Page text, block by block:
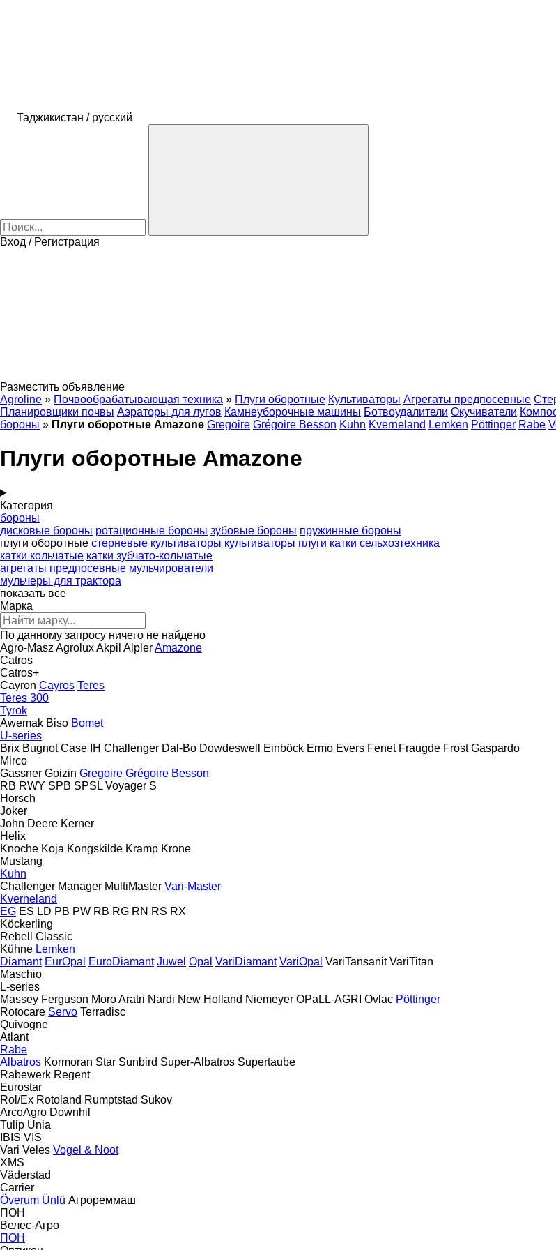
Таджикистан / русский
Вход / Регистрация
Разместить объявление
Agroline » Почвообрабатывающая техника » Плуги оборотные Культиваторы Агрегаты предпосевные
Планировщики почвы Аэраторы для лугов Камнеуборочные машины Ботвоудалители Окучиватели
бороны » Плуги оборотные Amazone Gregoire Grégoire Besson Kuhn Kverneland Lemken Pöttinger Rabe
Плуги оборотные Amazone
Категория
бороны
дисковые бороны ротационные бороны зубовые бороны пружинные бороны
плуги оборотные стерневые культиваторы культиваторы плуги катки сельхозтехника
катки кольчатые катки зубчато-кольчатые
агрегаты предпосевные мульчирователи
мульчеры для трактора
показать все
Марка
По данному запросу ничего не найдено
Agro-Masz AgroluxAkpil AlplerAmazone
Catros
Catros+
Cayron Cayros Teres
Teres 300
Tyrok
Awemak Biso Bomet
U-series
Brix Bugnot Case IH Challenger Dal-Bo Dowdeswell Einböck Ermo Evers Fenet Fraugde Frost Gaspardo
Mirco
Gassner Goizin Gregoire Grégoire Besson
RB RWY SPB SPSL Voyager S
Horsch
Joker
John Deere Kerner
Helix
Knoche Koja Kongskilde Kramp Krone
Mustang
Kuhn
Challenger Manager MultiMaster Vari-Master
Kverneland
EG ES LD PB PW RB RG RN RS RX
Köckerling
Rebell Classic
Kühne Lemken
Diamant EurOpal EuroDiamant Juwel Opal VariDiamant VariOpal VariTansanit VariTitan
Maschio
L-series
Massey Ferguson Moro Aratri Nardi New Holland Niemeyer OPaLL-AGRI Ovlac Pöttinger
Rotocare Servo Terradisc
Quivogne
Atlant
Rabe
Albatros Kormoran Star Sunbird Super-Albatros Supertaube
Rabewerk Regent
Eurostar
Rol/Ex Rotoland Rumptstad Sukov
ArcoAgro Downhil
Tulip Unia
IBIS VIS
Vari Veles Vogel & Noot
XMS
Väderstad
Carrier
Överum Ünlü Агрореммаш
ПОН
Велес-Агро
ПОН